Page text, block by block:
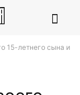
15-летнего сына и